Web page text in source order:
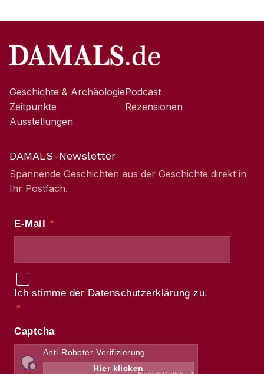
Geschichte & Archäologie
Zeitpunkte
Ausstellungen
Podcast
Rezensionen
DAMALS-Newsletter
Spannende Geschichten aus der Geschichte direkt in
Ihr Postfach.